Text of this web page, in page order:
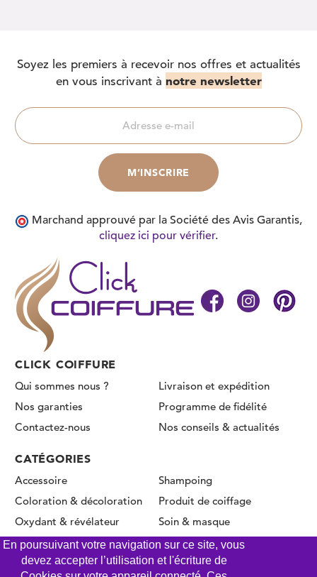
CLICK COIFFURE
Qui sommes nous ?
Livraison et expédition
Nos garanties
Programme de fidélité
Contactez-nous
Nos conseils & actualités
CATÉGORIES
Accessoire
Coloration & décoloration
Oxydant & révélateur
Permanente & Lissage
Shampoing
Produit de coiffage
Soin & masque
Soyez les premiers à recevoir nos offres et actualités
en vous inscrivant à notre newsletter
Marchand approuvé par la Société des Avis Garantis,
cliquez ici pour vérifier.
En poursuivant votre navigation sur ce site, vous
devez accepter l’utilisation et l'écriture de